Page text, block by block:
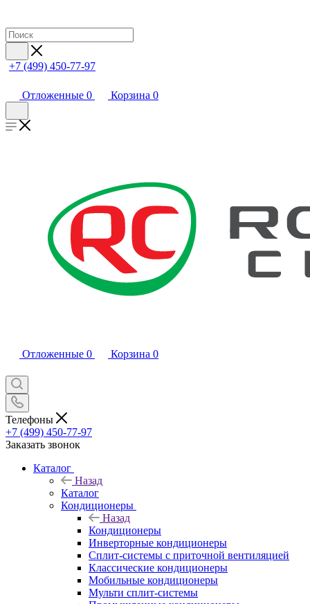
+7 (499) 450-77-97
Отложенные 0 Корзина 0
Отложенные 0 Корзина 0
Телефоны
+7 (499) 450-77-97
Заказать звонок
Каталог
Назад
Каталог
Кондиционеры
Назад
Кондиционеры
Инверторные кондиционеры
Сплит-системы с приточной вентиляцией
Классические кондиционеры
Мобильные кондиционеры
Мульти сплит-системы